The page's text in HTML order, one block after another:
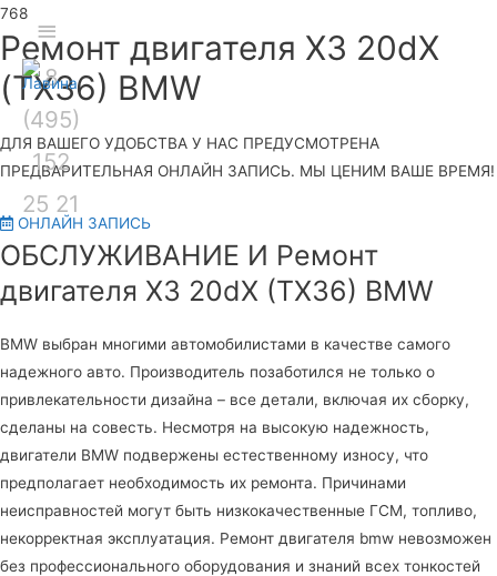
Секция
над
шапкой
8
(495)
152
25 21
Ремонт двигателя X3 20dX
(TX36) BMW
ДЛЯ ВАШЕГО УДОБСТВА У НАС ПРЕДУСМОТРЕНА
ПРЕДВАРИТЕЛЬНАЯ ОНЛАЙН ЗАПИСЬ. МЫ ЦЕНИМ ВАШЕ ВРЕМЯ!
ОНЛАЙН ЗАПИСЬ
ОБСЛУЖИВАНИЕ И Ремонт
двигателя X3 20dX (TX36) BMW
BMW выбран многими автомобилистами в качестве самого
надежного авто. Производитель позаботился не только о
привлекательности дизайна – все детали, включая их сборку,
сделаны на совесть. Несмотря на высокую надежность,
двигатели BMW подвержены естественному износу, что
предполагает необходимость их ремонта. Причинами
неисправностей могут быть низкокачественные ГСМ, топливо,
некорректная эксплуатация. Ремонт двигателя bmw невозможен
без профессионального оборудования и знаний всех тонкостей